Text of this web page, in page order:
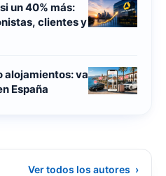
un 40% más:
clientes y
alojamientos: va
España
Ver todos los autores ›